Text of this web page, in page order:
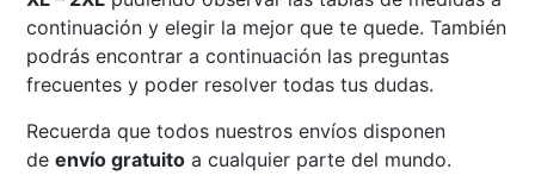
continuación y elegir la mejor que te quede. También
podrás encontrar a continuación las preguntas
frecuentes y poder resolver todas tus dudas.
Recuerda que todos nuestros envíos disponen
deenvío gratuito a cualquier parte del mundo.